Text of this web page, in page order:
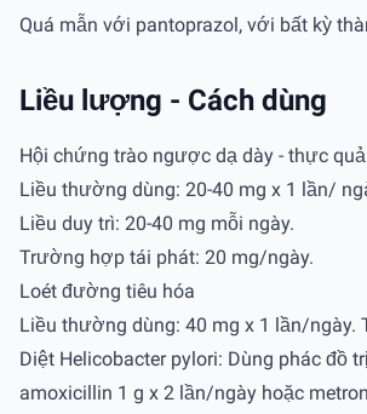
Quá mẫn với pantoprazol, với bất kỳ
Liều lượng - Cách dùng
Hội chứng trào ngược dạ dày - thực
Liều thường dùng: 20-40 mg x 1 lần/
Liều duy trì: 20-40 mg mỗi ngày.
Trường hợp tái phát: 20 mg/ngày.
Loét đường tiêu hóa
Liều thường dùng: 40 mg x 1 lần/ngày.
Diệt Helicobacter pylori: Dùng phác đồ
amoxicillin 1 g x 2 lần/ngày hoặc